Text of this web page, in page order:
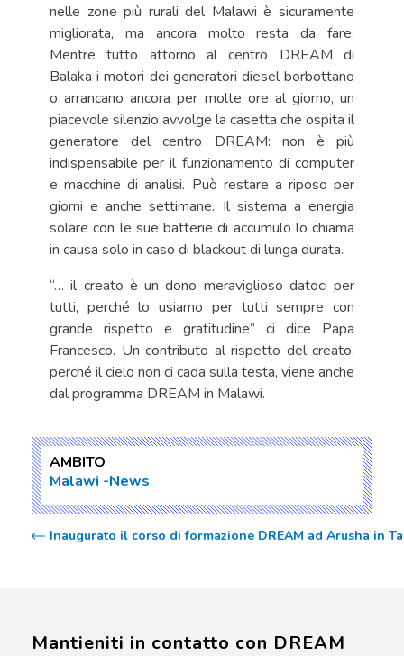
nelle zone più rurali del Malawi è sicuramente
migliorata, ma ancora molto resta da fare.
Mentre tutto attorno al centro DREAM di
Balaka i motori dei generatori diesel borbottano
o arrancano ancora per molte ore al giorno, un
piacevole silenzio avvolge la casetta che ospita il
generatore del centro DREAM: non è più
indispensabile per il funzionamento di computer
e macchine di analisi. Può restare a riposo per
giorni e anche settimane. Il sistema a energia
solare con le sue batterie di accumulo lo chiama
in causa solo in caso di blackout di lunga durata.
“… il creato è un dono meraviglioso datoci per
tutti, perché lo usiamo per tutti sempre con
grande rispetto e gratitudine” ci dice Papa
Francesco. Un contributo al rispetto del creato,
perché il cielo non ci cada sulla testa, viene anche
dal programma DREAM in Malawi.
AMBITO
Malawi News
Inaugurato il corso di formazione DREAM ad Arusha in
Mantieniti in contatto con DREAM